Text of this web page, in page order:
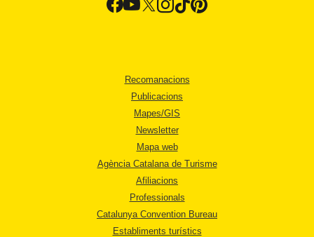
Recomanacions
Publicacions
Mapes/GIS
Newsletter
Mapa web
Agència Catalana de Turisme
Afiliacions
Professionals
Catalunya Convention Bureau
Establiments turístics